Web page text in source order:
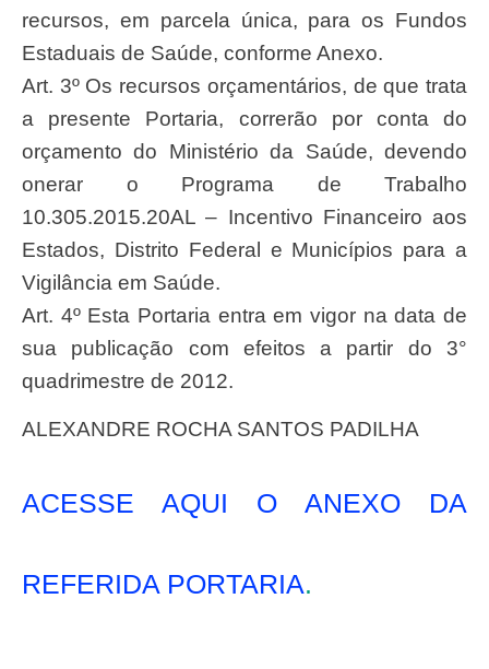
recursos, em parcela única, para os Fundos
Estaduais de Saúde, conforme Anexo.
Art. 3º Os recursos orçamentários, de que trata
a presente Portaria, correrão por conta do
orçamento do Ministério da Saúde, devendo
onerar o Programa de Trabalho
10.305.2015.20AL – Incentivo Financeiro aos
Estados, Distrito Federal e Municípios para a
Vigilância em Saúde.
Art. 4º Esta Portaria entra em vigor na data de
sua publicação com efeitos a partir do 3°
quadrimestre de 2012.
ALEXANDRE ROCHA SANTOS PADILHA
ACESSE AQUI O ANEXO DA
REFERIDA PORTARIA.